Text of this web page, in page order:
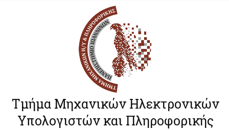
Τμήμα Μηχανικών Ηλεκτρονικών
Υπολογιστών και Πληροφορικής